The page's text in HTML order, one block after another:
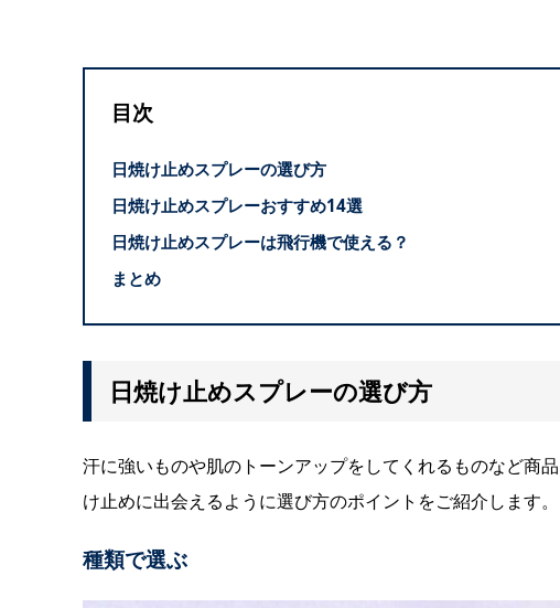
目次
日焼け止めスプレーの選び方
日焼け止めスプレーおすすめ14選
日焼け止めスプレーは飛行機で使える？
まとめ
日焼け止めスプレーの選び方
汗に強いものや肌のトーンアップをしてくれるものなど商
け止めに出会えるように選び方のポイントをご紹介します。
種類で選ぶ